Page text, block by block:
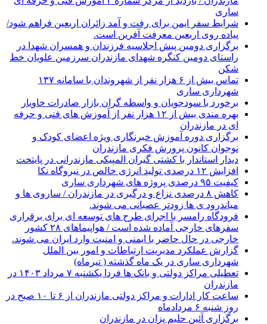
ساری
شرایط سفر ایمن برای رفت و آمد زائران اربعین فراهم شود/
پیاده روی اربعین معرفت آفرین است.
برگزاری دومین پیش اجلاسیه فرزندان و همسران شهدا در
راستای دومین کنگره شهدای مازندران سرزمین علویان خط
شکن
تماس بیش از ۶ هزار نفر از شهروندان با سامانه ۱۳۷
شهرداری ساری
برخورد با سودجویان و واسطه گران بازار صادرات خاویار
بهره مندی بیش از ۱۲ هزار نفر از آموزش های فنی و حرفه
ای در مازندران
برگزاری دوره آموزش خبرنگاری ویژه اعضای کودک و
نوجوان کانون پرورش فکری مازندران
دیدار استاندار با کشتی گیران المپیکی مازندرانی در پایتخت
افزایش ۱۲ درصدی تولید انرژی خالص در نیروگاه نکا
کیفیت ۹۵ درصدی پروژه های شهرداری ساری
کاهش ۸ درصدی نزاع و درگیری در مازندران / ساروی ها و
میاندرود ی ها زودتر عصبانی می شوند.
فرودگاه رامسر با اجرای طرح های توسعه ای برای برقراری
سفرهای خارجی آماده شده است / هواپیماهای ۲۸ کشور
خارجی در حال حاضر با ایمنی و امنیت وارد ایران می شوند.
گزارش عملکرد مدیریت ارتباطات و امور بین الملل
شهرداری ساری در یک ماه گذشته ( تیرماه)
تعطیلی مراکز دولتی و بانک ها فردا یکشنبه ۷ مرداد ۱۴۰۳ در
مازندران
ساعت کار ادارات و مراکز دولتی مازندران از ۶ تا ۱۰ صبح در
روز شنبه ۶ مردادماه
برگزاری آئین حلیم پزان در مازندران